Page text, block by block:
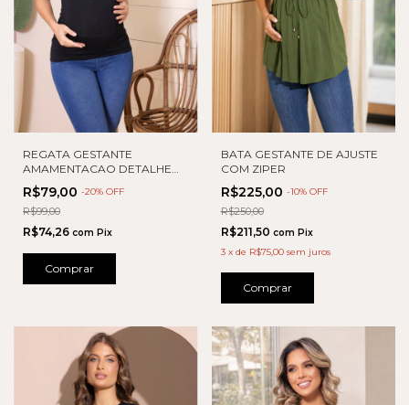
REGATA GESTANTE
AMAMENTACAO DETALHE
RENDA
R$79,00 -20% OFF
R$99,00
R$74,26 com Pix
Comprar
BATA GESTANTE DE AJUSTE
COM ZIPER
R$225,00 -10% OFF
R$250,00
R$211,50 com Pix
3 x de R$75,00 sem juros
Comprar